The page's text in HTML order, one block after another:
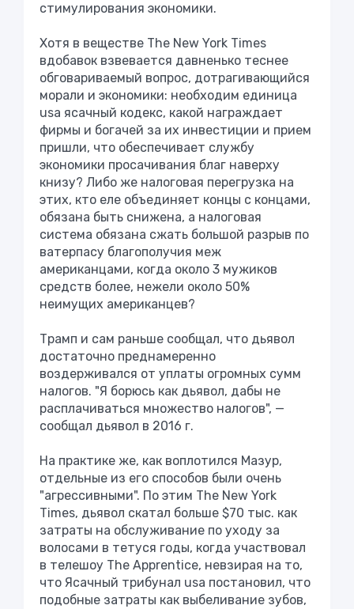
стимулирования экономики.
Хотя в веществе The New York Times
вдобавок взвевается давненько теснее
обговариваемый вопрос, дотрагивающийся
морали и экономики: необходим единица
usа ясачный кодекс, какой награждает
фирмы и богачей за их инвестиции и прием
пришли, что обеспечивает службу
экономики просачивания благ наверху
книзу? Либо же налоговая перегрузка на
этих, кто еле объединяет концы с концами,
обязана быть снижена, а налоговая
система обязана сжать большой разрыв по
ватерпасу благополучия меж
американцами, когда около 3 мужиков
средств более, нежели около 50%
неимущих американцев?
Трамп и сам раньше сообщал, что дьявол
достаточно преднамеренно
воздерживался от уплаты огромных сумм
налогов. "Я борюсь как дьявол, дабы не
расплачиваться множество налогов", —
сообщал дьявол в 2016 г.
На практике же, как воплотился Мазур,
отдельные из его способов были очень
"агрессивными". По этим The New York
Times, дьявол скатал больше $70 тыс. как
затраты на обслуживание по уходу за
волосами в тетуся годы, когда участвовал
в телешоу The Apprentice, невзирая на то,
что Ясачный трибунал usа постановил, что
подобные затраты как выбеливание зубов,